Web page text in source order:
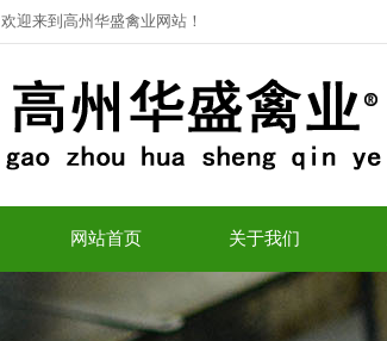
欢迎来到高州华盛禽业网站！
网站首页 关于我们